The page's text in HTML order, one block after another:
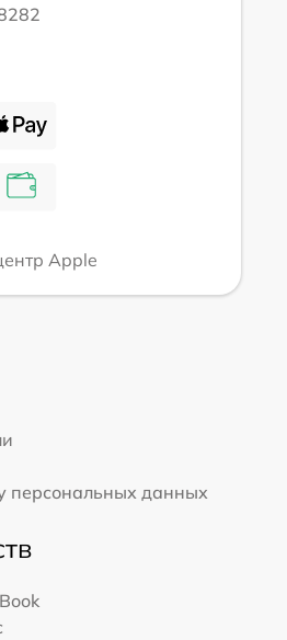
Apple
персональных данных